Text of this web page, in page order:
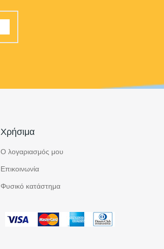
Χρήσιμα
Ο λογαριασμός μου
Επικοινωνία
Φυσικό κατάστημα